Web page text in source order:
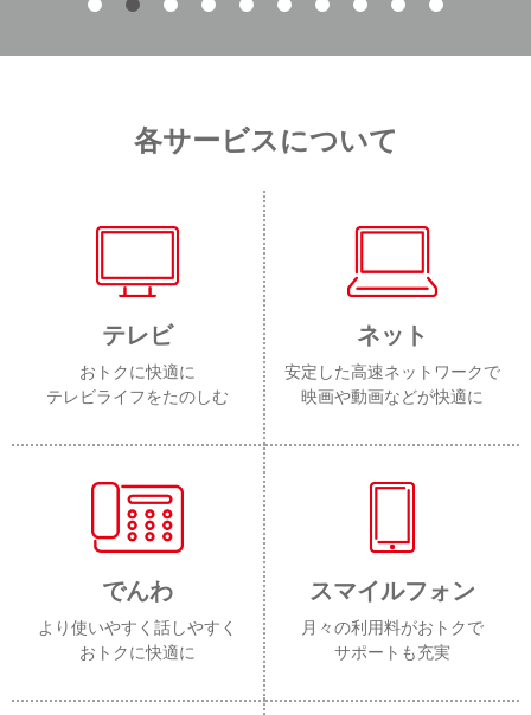
各サービスについて
テレビ
おトクに快適に
テレビライフをたのしむ
ネット
安定した高速ネットワークで
映画や動画などが快適に
でんわ
より使いやすく話しやすく
おトクに快適に
スマイルフォン
月々の利用料がおトクで
サポートも充実